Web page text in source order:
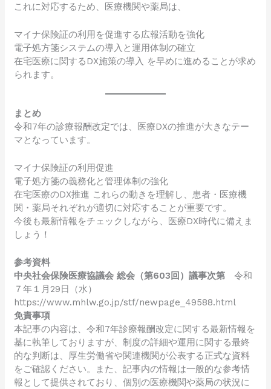
これに対応するため、医療機関や薬局は、
マイナ保険証の利用を促進する広報活動を強化
電子処方箋システムの導入と運用体制の確立
在宅医療に関するDX施策の導入 を早めに進めることが求め
られます。
まとめ
令和7年の診療報酬改定では、医療DXの推進が大きなテー
マとなっています。
マイナ保険証の利用促進
電子処方箋の義務化と管理体制の強化
在宅医療のDX推進 これらの動きを理解し、患者・医療機
関・薬局それぞれが適切に対応することが重要です。
今後も最新情報をチェックしながら、医療DX時代に備えま
しょう！
参考資料
中央社会保険医療協議会 総会（第603回）議事次第 令和
７年１月29日（水）
https://www.mhlw.go.jp/stf/newpage_49588.html
免責事項
本記事の内容は、令和7年診療報酬改定に関する最新情報を
基に執筆しておりますが、制度の詳細や運用に関する最終
的な判断は、厚生労働省や関連機関が公表する正式な資料
をご確認ください。また、記事内の情報は一般的な参考情
報として提供されており、個別の医療機関や薬局の状況に